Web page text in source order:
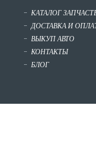
КАТАЛОГ
ДОСТАВКА И
ВЫКУП АВТО
КОНТАКТЫ
БЛОГ